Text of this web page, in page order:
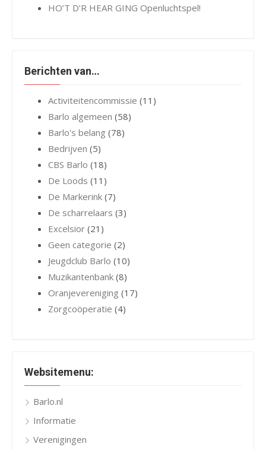
HO’T D’R HEAR GING Openluchtspel!
Berichten van…
Activiteitencommissie (11)
Barlo algemeen (58)
Barlo's belang (78)
Bedrijven (5)
CBS Barlo (18)
De Loods (11)
De Markerink (7)
De scharrelaars (3)
Excelsior (21)
Geen categorie (2)
Jeugdclub Barlo (10)
Muzikantenbank (8)
Oranjevereniging (17)
Zorgcoöperatie (4)
Websitemenu:
Barlo.nl
Informatie
Verenigingen